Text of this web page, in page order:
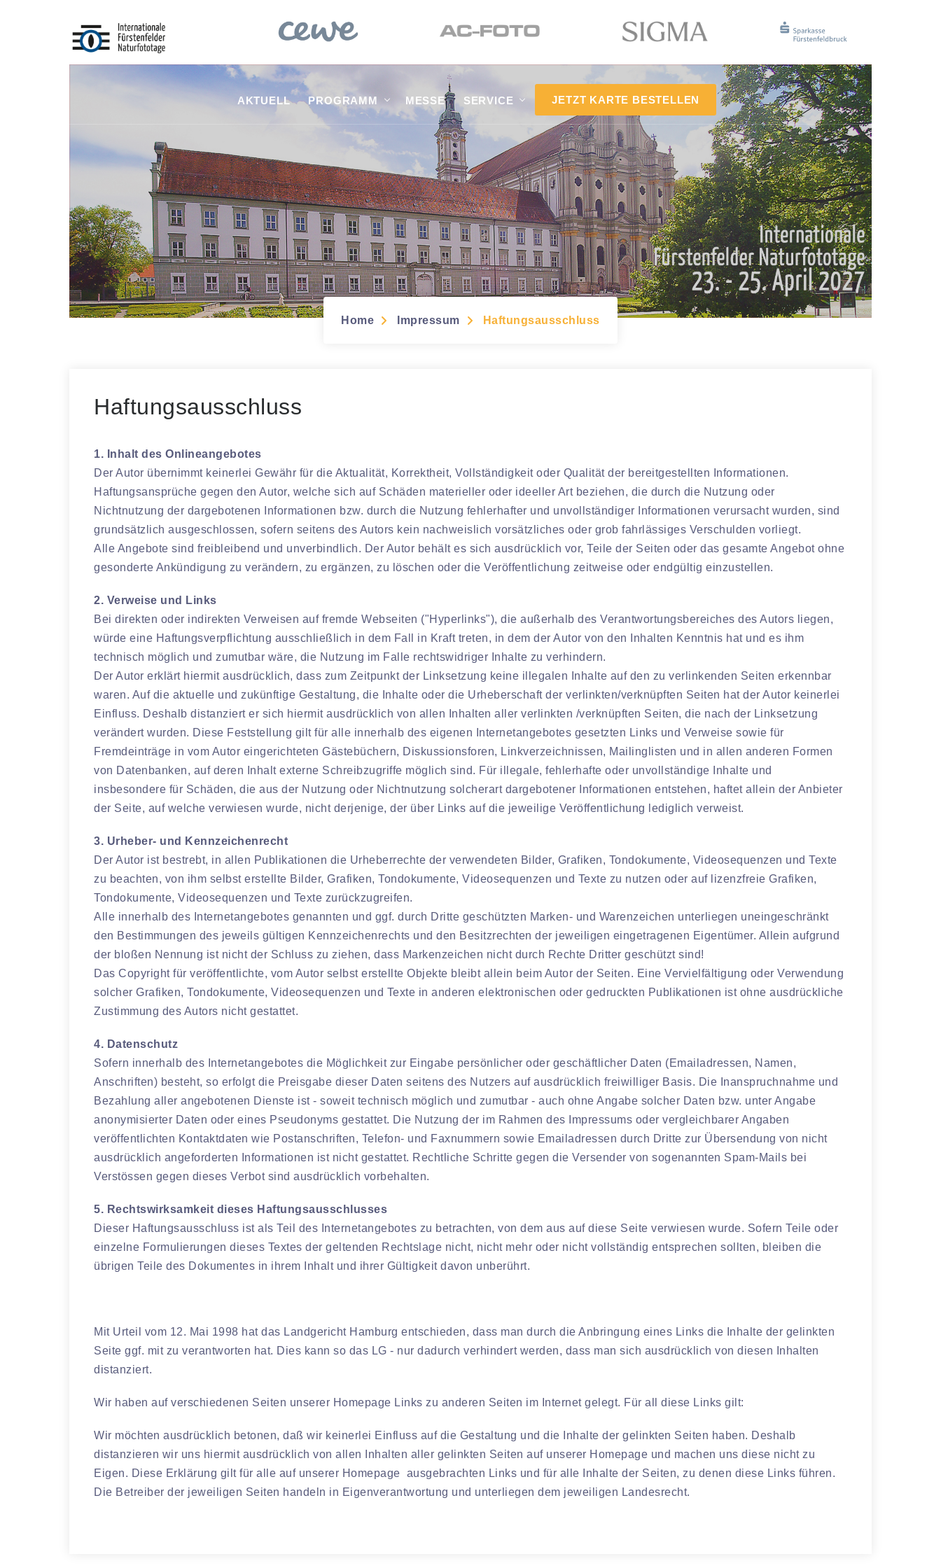
AKTUELL PROGRAMM MESSE SERVICE JETZT KARTE BESTELLEN
Home Impressum Haftungsausschluss
Haftungsausschluss
1. Inhalt des Onlineangebotes
Der Autor übernimmt keinerlei Gewähr für die Aktualität, Korrektheit, Vollständigkeit oder Qualität der bereitgestellten Informationen.
Haftungsansprüche gegen den Autor, welche sich auf Schäden materieller oder ideeller Art beziehen, die durch die Nutzung oder
Nichtnutzung der dargebotenen Informationen bzw. durch die Nutzung fehlerhafter und unvollständiger Informationen verursacht wurden, sind
grundsätzlich ausgeschlossen, sofern seitens des Autors kein nachweislich vorsätzliches oder grob fahrlässiges Verschulden vorliegt.
Alle Angebote sind freibleibend und unverbindlich. Der Autor behält es sich ausdrücklich vor, Teile der Seiten oder das gesamte Angebot ohne
gesonderte Ankündigung zu verändern, zu ergänzen, zu löschen oder die Veröffentlichung zeitweise oder endgültig einzustellen.
2. Verweise und Links
Bei direkten oder indirekten Verweisen auf fremde Webseiten ("Hyperlinks"), die außerhalb des Verantwortungsbereiches des Autors liegen,
würde eine Haftungsverpflichtung ausschließlich in dem Fall in Kraft treten, in dem der Autor von den Inhalten Kenntnis hat und es ihm
technisch möglich und zumutbar wäre, die Nutzung im Falle rechtswidriger Inhalte zu verhindern.
Der Autor erklärt hiermit ausdrücklich, dass zum Zeitpunkt der Linksetzung keine illegalen Inhalte auf den zu verlinkenden Seiten erkennbar
waren. Auf die aktuelle und zukünftige Gestaltung, die Inhalte oder die Urheberschaft der verlinkten/verknüpften Seiten hat der Autor keinerlei
Einfluss. Deshalb distanziert er sich hiermit ausdrücklich von allen Inhalten aller verlinkten /verknüpften Seiten, die nach der Linksetzung
verändert wurden. Diese Feststellung gilt für alle innerhalb des eigenen Internetangebotes gesetzten Links und Verweise sowie für
Fremdeinträge in vom Autor eingerichteten Gästebüchern, Diskussionsforen, Linkverzeichnissen, Mailinglisten und in allen anderen Formen
von Datenbanken, auf deren Inhalt externe Schreibzugriffe möglich sind. Für illegale, fehlerhafte oder unvollständige Inhalte und
insbesondere für Schäden, die aus der Nutzung oder Nichtnutzung solcherart dargebotener Informationen entstehen, haftet allein der Anbieter
der Seite, auf welche verwiesen wurde, nicht derjenige, der über Links auf die jeweilige Veröffentlichung lediglich verweist.
3. Urheber- und Kennzeichenrecht
Der Autor ist bestrebt, in allen Publikationen die Urheberrechte der verwendeten Bilder, Grafiken, Tondokumente, Videosequenzen und Texte
zu beachten, von ihm selbst erstellte Bilder, Grafiken, Tondokumente, Videosequenzen und Texte zu nutzen oder auf lizenzfreie Grafiken,
Tondokumente, Videosequenzen und Texte zurückzugreifen.
Alle innerhalb des Internetangebotes genannten und ggf. durch Dritte geschützten Marken- und Warenzeichen unterliegen uneingeschränkt
den Bestimmungen des jeweils gültigen Kennzeichenrechts und den Besitzrechten der jeweiligen eingetragenen Eigentümer. Allein aufgrund
der bloßen Nennung ist nicht der Schluss zu ziehen, dass Markenzeichen nicht durch Rechte Dritter geschützt sind!
Das Copyright für veröffentlichte, vom Autor selbst erstellte Objekte bleibt allein beim Autor der Seiten. Eine Vervielfältigung oder Verwendung
solcher Grafiken, Tondokumente, Videosequenzen und Texte in anderen elektronischen oder gedruckten Publikationen ist ohne ausdrückliche
Zustimmung des Autors nicht gestattet.
4. Datenschutz
Sofern innerhalb des Internetangebotes die Möglichkeit zur Eingabe persönlicher oder geschäftlicher Daten (Emailadressen, Namen,
Anschriften) besteht, so erfolgt die Preisgabe dieser Daten seitens des Nutzers auf ausdrücklich freiwilliger Basis. Die Inanspruchnahme und
Bezahlung aller angebotenen Dienste ist - soweit technisch möglich und zumutbar - auch ohne Angabe solcher Daten bzw. unter Angabe
anonymisierter Daten oder eines Pseudonyms gestattet. Die Nutzung der im Rahmen des Impressums oder vergleichbarer Angaben
veröffentlichten Kontaktdaten wie Postanschriften, Telefon- und Faxnummern sowie Emailadressen durch Dritte zur Übersendung von nicht
ausdrücklich angeforderten Informationen ist nicht gestattet. Rechtliche Schritte gegen die Versender von sogenannten Spam-Mails bei
Verstössen gegen dieses Verbot sind ausdrücklich vorbehalten.
5. Rechtswirksamkeit dieses Haftungsausschlusses
Dieser Haftungsausschluss ist als Teil des Internetangebotes zu betrachten, von dem aus auf diese Seite verwiesen wurde. Sofern Teile oder
einzelne Formulierungen dieses Textes der geltenden Rechtslage nicht, nicht mehr oder nicht vollständig entsprechen sollten, bleiben die
übrigen Teile des Dokumentes in ihrem Inhalt und ihrer Gültigkeit davon unberührt.
Mit Urteil vom 12. Mai 1998 hat das Landgericht Hamburg entschieden, dass man durch die Anbringung eines Links die Inhalte der gelinkten
Seite ggf. mit zu verantworten hat. Dies kann so das LG - nur dadurch verhindert werden, dass man sich ausdrücklich von diesen Inhalten
distanziert.
Wir haben auf verschiedenen Seiten unserer Homepage Links zu anderen Seiten im Internet gelegt. Für all diese Links gilt:
Wir möchten ausdrücklich betonen, daß wir keinerlei Einfluss auf die Gestaltung und die Inhalte der gelinkten Seiten haben. Deshalb
distanzieren wir uns hiermit ausdrücklich von allen Inhalten aller gelinkten Seiten auf unserer Homepage und machen uns diese nicht zu
Eigen. Diese Erklärung gilt für alle auf unserer Homepage ausgebrachten Links und für alle Inhalte der Seiten, zu denen diese Links führen.
Die Betreiber der jeweiligen Seiten handeln in Eigenverantwortung und unterliegen dem jeweiligen Landesrecht.